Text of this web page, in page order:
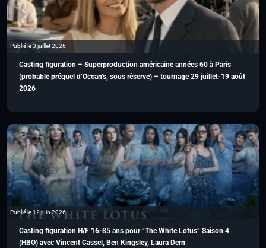
Publié le 3 juillet 2026
Casting figuration – Superproduction américaine années 60 à Paris
(probable préquel d’Ocean’s, sous réserve) – tournage 29 juillet-19 août
2026
Publié le 12 juin 2026
Casting figuration H/F 16-85 ans pour “The White Lotus” Saison 4
(HBO) avec Vincent Cassel, Ben Kingsley, Laura Dern